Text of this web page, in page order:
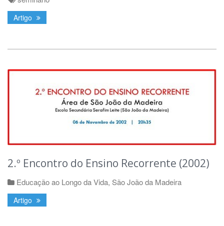
Artigo
2.º Encontro do Ensino Recorrente (2002)
Educação ao Longo da Vida, São João da Madeira
Artigo